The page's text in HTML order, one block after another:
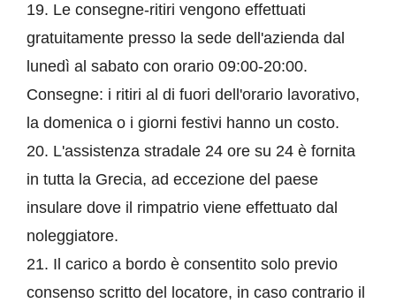
19. Le consegne-ritiri vengono effettuati
gratuitamente presso la sede dell'azienda dal
lunedì al sabato con orario 09:00-20:00.
Consegne: i ritiri al di fuori dell'orario lavorativo,
la domenica o i giorni festivi hanno un costo.
20. L'assistenza stradale 24 ore su 24 è fornita
in tutta la Grecia, ad eccezione del paese
insulare dove il rimpatrio viene effettuato dal
noleggiatore.
21. Il carico a bordo è consentito solo previo
consenso scritto del locatore, in caso contrario il